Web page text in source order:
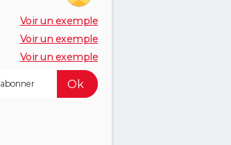
Voir un exemple
Voir un exemple
Voir un exemple